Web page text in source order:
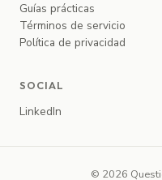
Guías prácticas
Términos de servicio
Política de privacidad
SOCIAL
LinkedIn
© 2026